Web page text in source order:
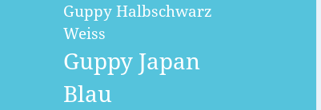
Guppy Halbschwarz
Weiss
Guppy Japan
Blau